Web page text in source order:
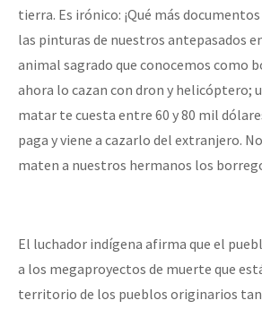
tierra. Es irónico: ¡Qué más
las pinturas de nuestros antepasados
animal sagrado que conocemos como
ahora lo cazan con dron y helicóptero;
matar te cuesta entre 60 y 80 mil
paga y viene a cazarlo del extranjero.
maten a nuestros hermanos los
El luchador indígena afirma que el
a los megaproyectos de muerte que
territorio de los pueblos originarios